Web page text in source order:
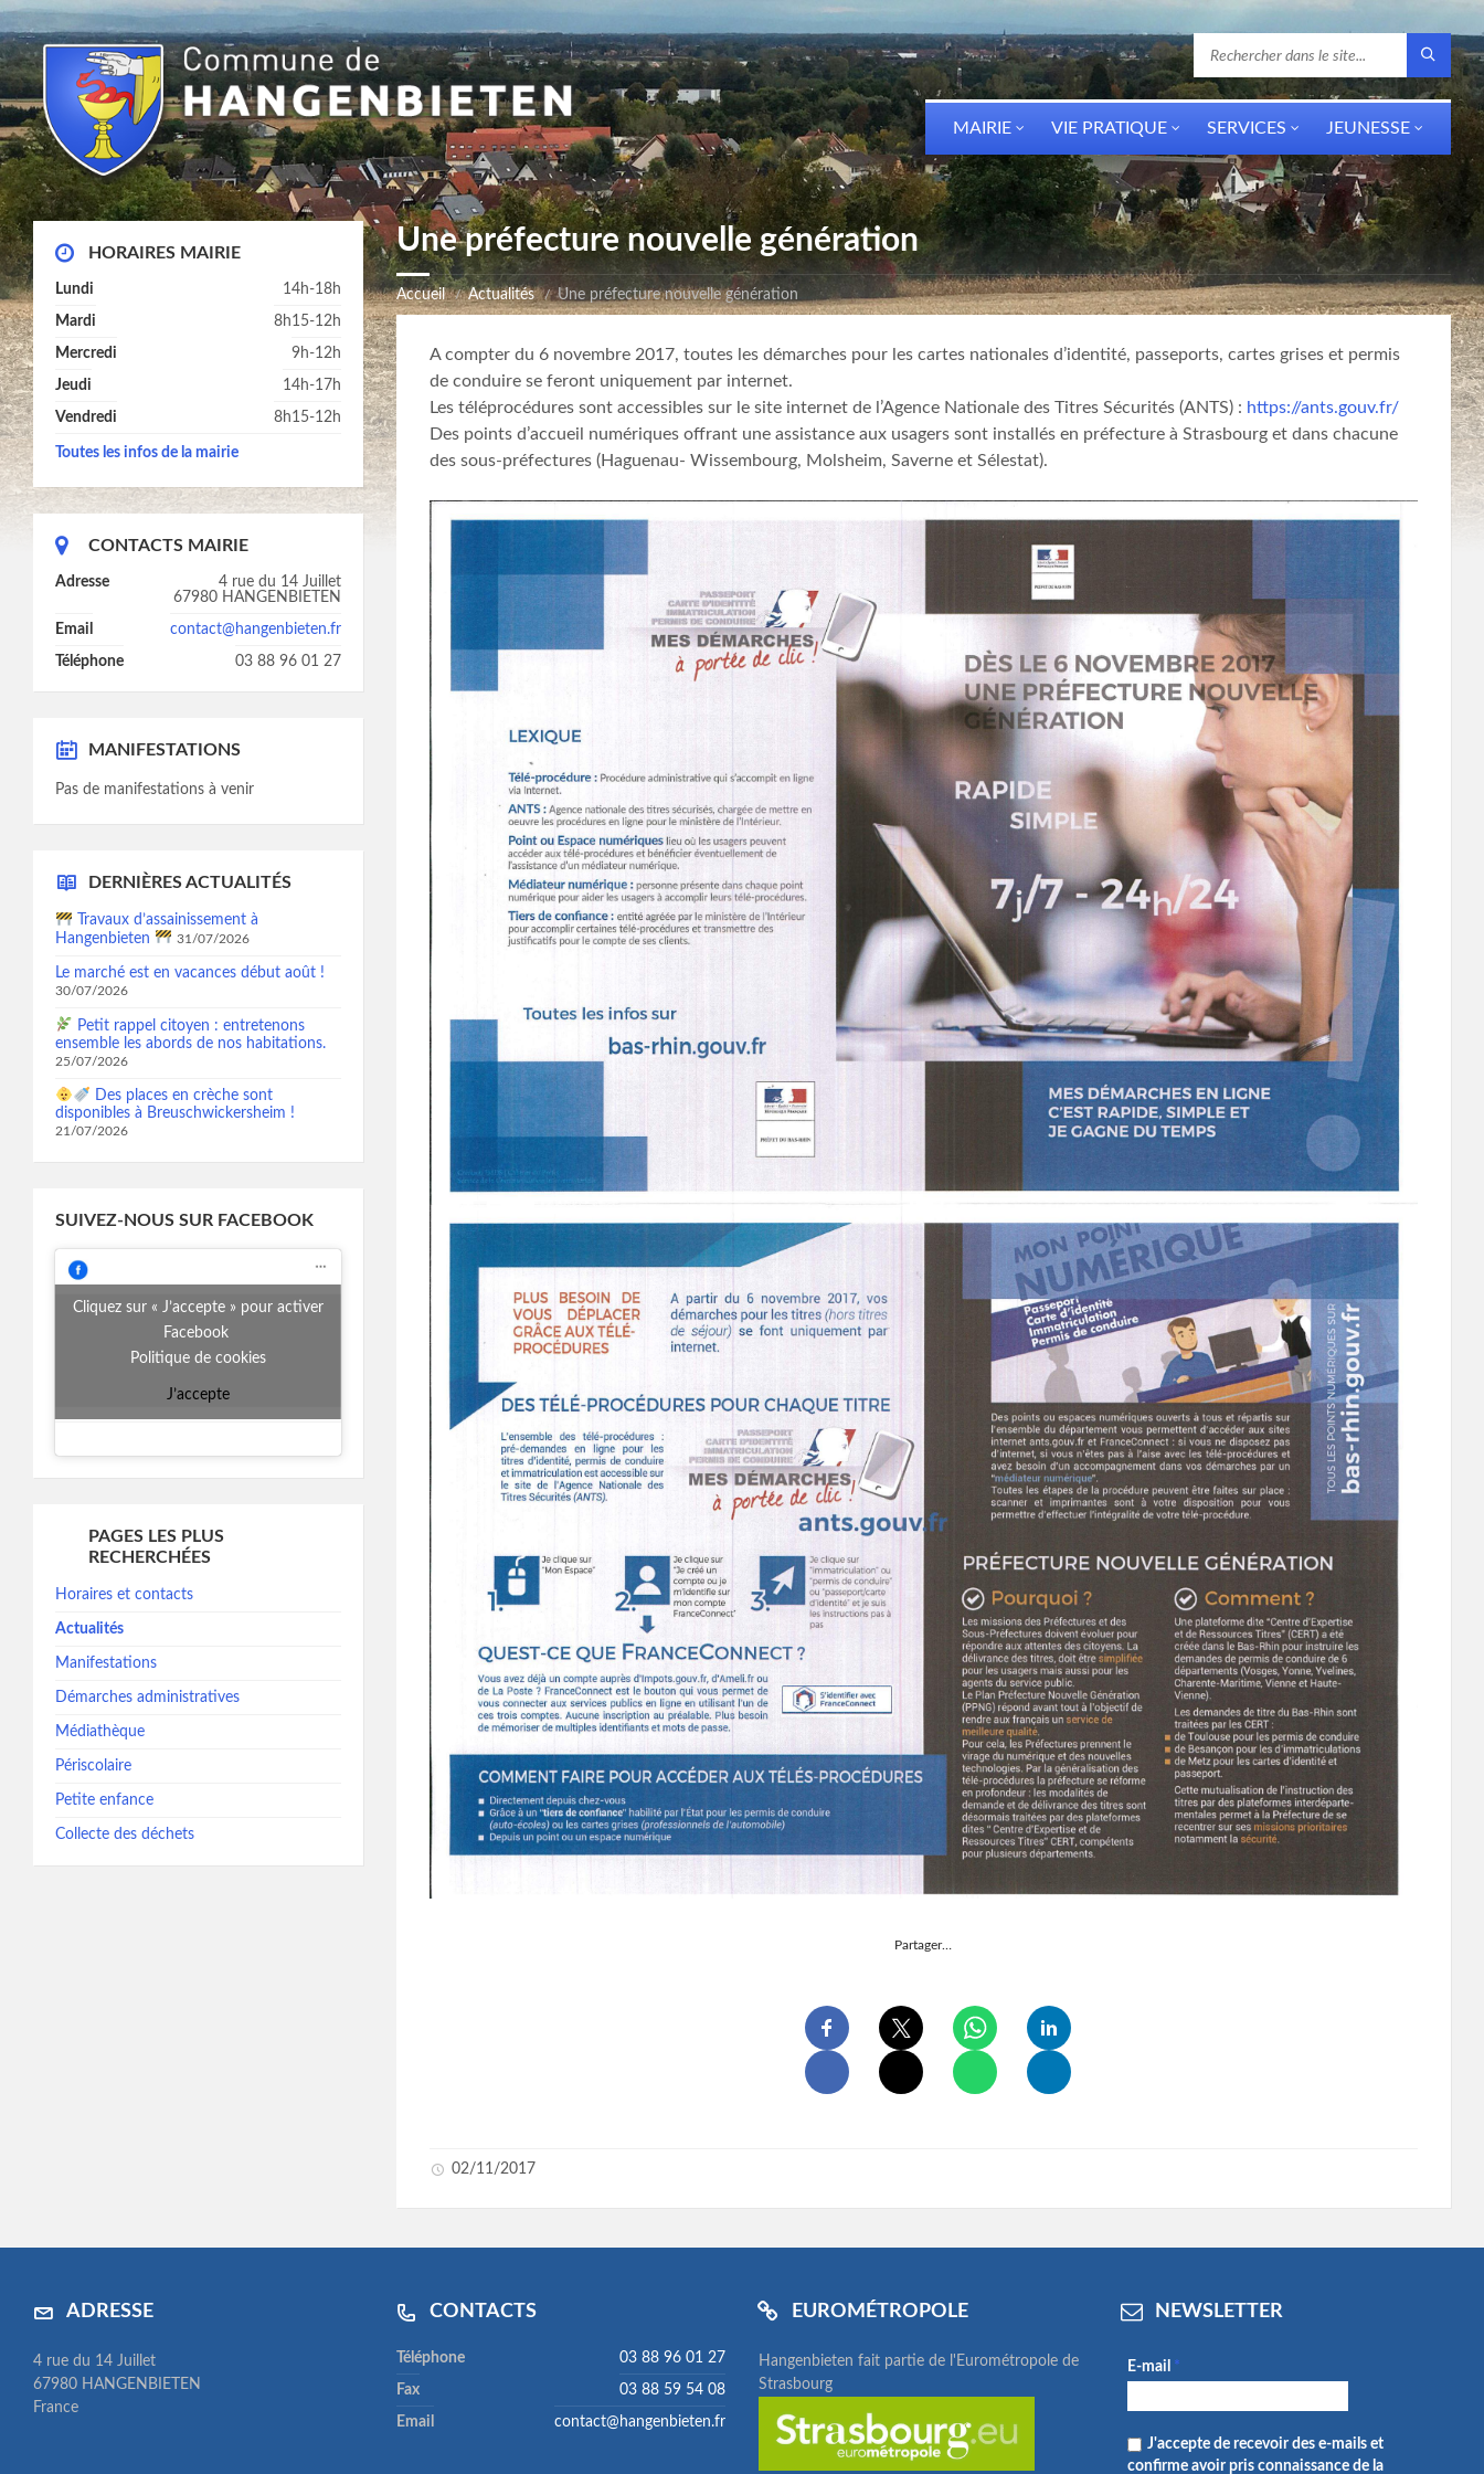
MAIRIE VIE PRATIQUE SERVICES JEUNESSE
Une préfecture nouvelle génération
Accueil Actualités Une préfecture nouvelle génération
A compter du 6 novembre 2017, toutes les démarches pour les cartes nationales d’identité, passeports, cartes grises et permis
de conduire se feront uniquement par internet.
Les téléprocédures sont accessibles sur le site internet de l’Agence Nationale des Titres Sécurités (ANTS) : https://ants.gouv.fr/
Des points d’accueil numériques offrant une assistance aux usagers sont installés en préfecture à Strasbourg et dans chacune
des sous-préfectures (Haguenau- Wissembourg, Molsheim, Saverne et Sélestat).
Partager…
02/11/2017
HORAIRES MAIRIE
Lundi 14h-18h
Mardi 8h15-12h
Mercredi 9h-12h
Jeudi 14h-17h
Vendredi 8h15-12h
Toutes les infos de la mairie
CONTACTS MAIRIE
Adresse
4 rue du 14 Juillet
67980 HANGENBIETEN
Email contact@hangenbieten.fr
Téléphone 03 88 96 01 27
MANIFESTATIONS
Pas de manifestations à venir
DERNIÈRES ACTUALITÉS
Travaux d’assainissement à
Hangenbieten
31/07/2026
Le marché est en vacances début août !
30/07/2026
Petit rappel citoyen : entretenons
ensemble les abords de nos habitations.
25/07/2026
Des places en crèche sont
disponibles à Breuschwickersheim !
21/07/2026
SUIVEZ-NOUS SUR FACEBOOK
Cliquez sur « J’accepte » pour activer
Facebook
Politique de cookies
J’accepte
PAGES LES PLUS
RECHERCHÉES
Horaires et contacts
Actualités
Manifestations
Démarches administratives
Médiathèque
Périscolaire
Petite enfance
Collecte des déchets
ADRESSE
4 rue du 14 Juillet
67980 HANGENBIETEN
France
CONTACTS
Téléphone 03 88 96 01 27
Fax 03 88 59 54 08
Email contact@hangenbieten.fr
EUROMÉTROPOLE
Hangenbieten fait partie de l'Eurométropole de
Strasbourg
NEWSLETTER
E-mail *
J'accepte de recevoir des e-mails et
confirme avoir pris connaissance de la